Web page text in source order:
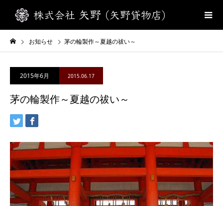
お知らせ 茅の輪製作～夏越の祓い～
2015年6月 2015.06.17
茅の輪製作～夏越の祓い～